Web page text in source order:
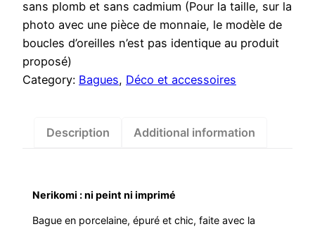
sans plomb et sans cadmium (Pour la taille, sur la
photo avec une pièce de monnaie, le modèle de
boucles d’oreilles n’est pas identique au produit
proposé)
Category: Bagues, Déco et accessoires
Description Additional information
Nerikomi : ni peint ni imprimé
Bague en porcelaine, épuré et chic, faite avec la